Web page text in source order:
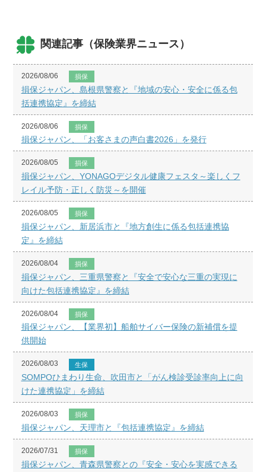
関連記事（保険業界ニュース）
2026/08/06 損保
損保ジャパン、島根県警察と『地域の安心・安全に係る包
括連携協定』を締結
2026/08/06 損保
損保ジャパン、「お客さまの声白書2026」を発行
2026/08/05 損保
損保ジャパン、YONAGOデジタル健康フェスタ～楽しくフ
レイル予防・正しく防災～を開催
2026/08/05 損保
損保ジャパン、新居浜市と『地方創生に係る包括連携協
定』を締結
2026/08/04 損保
損保ジャパン、三重県警察と『安全で安心な三重の実現に
向けた包括連携協定』を締結
2026/08/04 損保
損保ジャパン、【業界初】船舶サイバー保険の新補償を提
供開始
2026/08/03 生保
SOMPOひまわり生命、吹田市と「がん検診受診率向上に向
けた連携協定」を締結
2026/08/03 損保
損保ジャパン、天理市と『包括連携協定』を締結
2026/07/31 損保
損保ジャパン、青森県警察との『安全・安心を実感できる